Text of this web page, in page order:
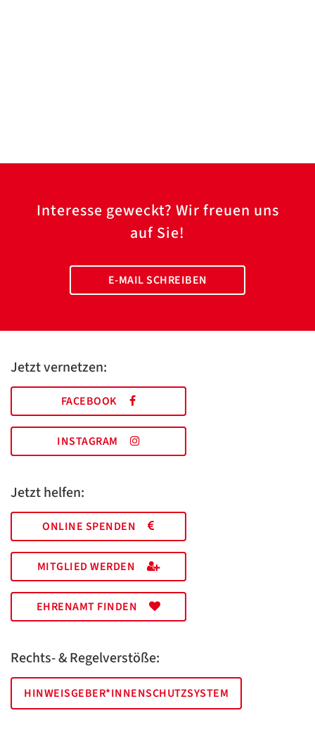
Interesse geweckt? Wir freuen uns
auf Sie!
E-MAIL SCHREIBEN
Jetzt vernetzen:
FACEBOOK
INSTAGRAM
Jetzt helfen:
ONLINE SPENDEN
MITGLIED WERDEN
EHRENAMT FINDEN
Rechts- & Regelverstöße:
HINWEISGEBER*INNENSCHUTZSYSTEM